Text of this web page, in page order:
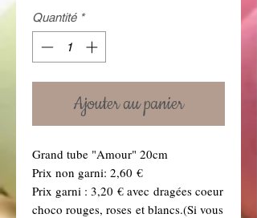
Quantité *
Ajouter au panier
Grand tube "Amour" 20cm
Prix non garni: 2,60 €
Prix garni : 3,20 € avec dragées coeur
choco rouges, roses et blancs.(Si vous